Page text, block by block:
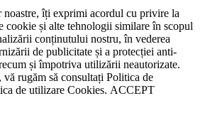
îți exprimi acordul cu privire la
cookie și alte tehnologii similare în scopul
conținutului nostru, în vederea
de publicitate și a protecției anti-
și împotriva utilizării neautorizate.
rugăm să consultați Politica de
de utilizare Cookies. ACCEPT